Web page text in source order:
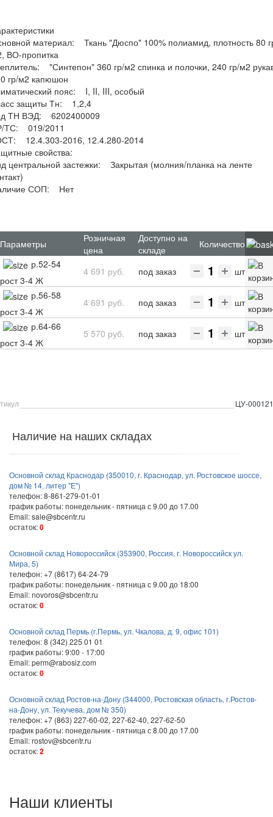
материал: Ткань "Дюспо" 100% полиамид, плотность 80
ВО-пропитка
"Синтепон" 360 гр/м2 спинка и полочки, 240 гр/м2
гр/м2 капюшон
пояс: I, II, III, особый
защиты Тн: 1,2,4
ТН ВЭД: 6202400009
ТС: 019/2011
12.4.303-2016, 12.4.280-2014
свойства:
центральной застежки: Закрытая (молния/планка на ленте
СОП: Нет
Параметры
Розничная
цена
Доступно на
складе
Количество
р.52-54
рост 3-4 Ж
4 691 руб. под заказ
шт
р.56-58
рост 3-4 Ж
4 691 руб. под заказ
шт
р.64-66
рост 3-4 Ж
5 570 руб. под заказ шт
ЦУ-
Наличие на наших складах
Основной склад Краснодар (350010, г. Краснодар, ул. Ростовское шоссе,
дом № 14, литер "Е")
телефон: 8-861-279-01-01
график работы: понедельник - пятница с 9.00 до 17.00
Email: sale@sbcentr.ru
остаток:0
Основной склад Новороссийск (353900, Россия, г. Новороссийск ул.
Мира, 5)
телефон: +7 (8617) 64-24-79
график работы: понедельник - пятница с 9.00 до 18:00
Email: novoros@sbcentr.ru
остаток:0
Основной склад Пермь (г.Пермь, ул. Чкалова, д. 9, офис 101)
телефон: 8 (342) 225 01 01
график работы: 9:00 - 17:00
Email: perm@rabosiz.com
остаток:0
Основной склад Ростов-на-Дону (344000, Ростовская область, г.Ростов-
на-Дону, ул. Текучева, дом № 350)
телефон: +7 (863) 227-60-02, 227-62-40, 227-62-50
график работы: понедельник - пятница с 8.00 до 17.00
Email: rostov@sbcentr.ru
остаток:2
Наши клиенты